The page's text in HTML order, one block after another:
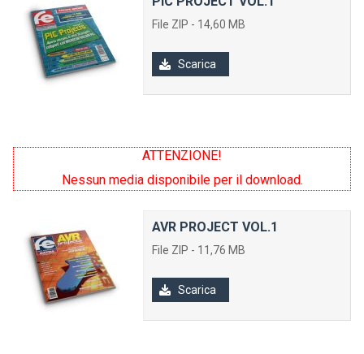
File ZIP - 14,60 MB
Scarica
ATTENZIONE!
Nessun media disponibile per il download.
AVR PROJECT VOL.1
File ZIP - 11,76 MB
Scarica